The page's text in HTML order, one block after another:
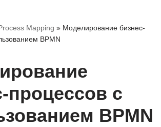
Mapping » Моделирование бизнес-
BPMN
процессов с
BPMN